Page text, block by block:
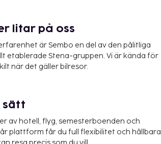
litar på oss
är Sembo en del av den pålitliga
etablerade Stena-gruppen. Vi är kända för
när det gäller bilresor.
sätt
av hotell, flyg, semesterboenden och
plattform får du full flexibilitet och hållbara